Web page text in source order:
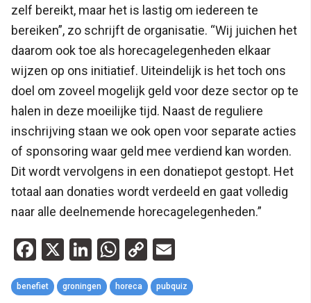
zelf bereikt, maar het is lastig om iedereen te
bereiken”, zo schrijft de organisatie. “Wij juichen het
daarom ook toe als horecagelegenheden elkaar
wijzen op ons initiatief. Uiteindelijk is het toch ons
doel om zoveel mogelijk geld voor deze sector op te
halen in deze moeilijke tijd. Naast de reguliere
inschrijving staan we ook open voor separate acties
of sponsoring waar geld mee verdiend kan worden.
Dit wordt vervolgens in een donatiepot gestopt. Het
totaal aan donaties wordt verdeeld en gaat volledig
naar alle deelnemende horecagelegenheden.”
Facebook
X LinkedIn
WhatsApp
Copy
Link
benefiet groningen horeca pubquiz